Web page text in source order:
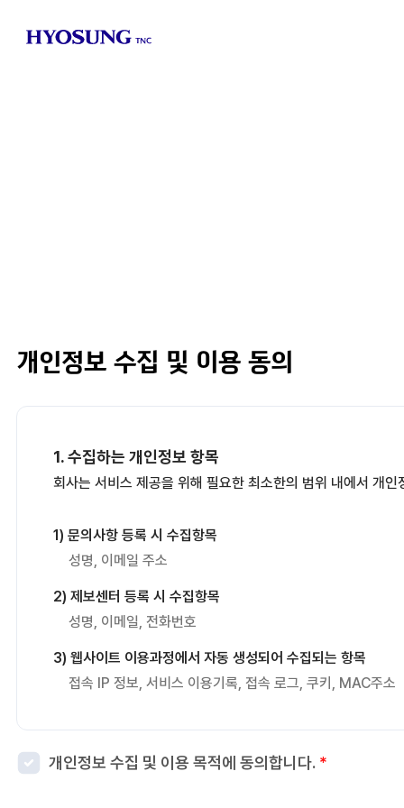
개인정보 수집 및 이용 동의
1. 수집하는 개인정보 항목
회사는 서비스 제공을 위해 필요한 최소한의 범위 내에서 개인
1) 문의사항 등록 시 수집항목
성명, 이메일 주소
2) 제보센터 등록 시 수집항목
성명, 이메일, 전화번호
3) 웹사이트 이용과정에서 자동 생성되어 수집되는 항목
접속 IP 정보, 서비스 이용기록, 접속 로그, 쿠키, MAC주소
회사는 다음과 같은 이유로 개인정보를 수집합니다.
개인정보 수집 및 이용 목적에 동의합니다. *